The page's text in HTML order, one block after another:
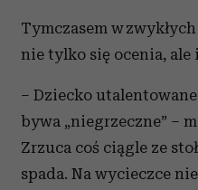
Tymczasem w
nie tylko się ocenia, ale
– Dziecko
bywa „niegrzeczne” –
Zrzuca coś ciągle ze
spada. Na wycieczce